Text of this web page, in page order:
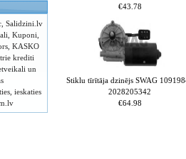
€43.78
Stiklu tīrītāja dzinējs SWAG
2028205342
€64.98